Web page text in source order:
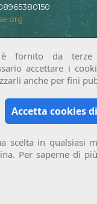
fornito da terze
accettare i
anche per fini
Accetta cookies
scelta in qualsiasi
Per saperne di